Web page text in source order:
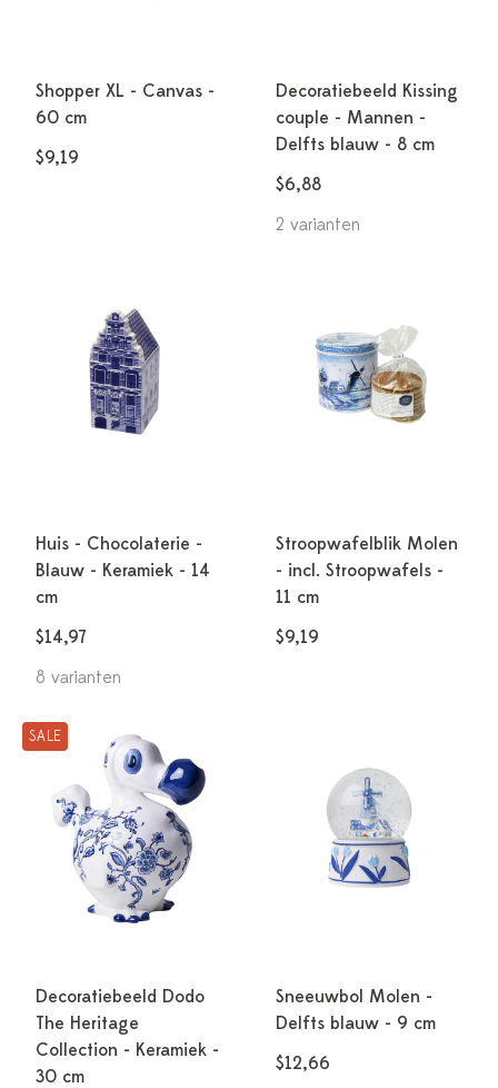
Shopper XL - Canvas -
60 cm
$9,19
Decoratiebeeld Kissing
couple - Mannen -
Delfts blauw - 8 cm
$6,88
2 varianten
Huis - Chocolaterie -
Blauw - Keramiek - 14
cm
$14,97
8 varianten
Stroopwafelblik Molen
- incl. Stroopwafels -
11 cm
$9,19
SALE
Decoratiebeeld Dodo
The Heritage
Collection - Keramiek -
30 cm
Sneeuwbol Molen -
Delfts blauw - 9 cm
$12,66